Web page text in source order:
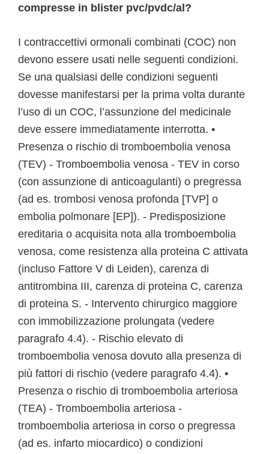
compresse in blister pvc/pvdc/al?
I contraccettivi ormonali combinati (COC) non
devono essere usati nelle seguenti condizioni.
Se una qualsiasi delle condizioni seguenti
dovesse manifestarsi per la prima volta durante
l’uso di un COC, l’assunzione del medicinale
deve essere immediatamente interrotta. •
Presenza o rischio di tromboembolia venosa
(TEV) - Tromboembolia venosa - TEV in corso
(con assunzione di anticoagulanti) o pregressa
(ad es. trombosi venosa profonda [TVP] o
embolia polmonare [EP]). - Predisposizione
ereditaria o acquisita nota alla tromboembolia
venosa, come resistenza alla proteina C attivata
(incluso Fattore V di Leiden), carenza di
antitrombina III, carenza di proteina C, carenza
di proteina S. - Intervento chirurgico maggiore
con immobilizzazione prolungata (vedere
paragrafo 4.4). - Rischio elevato di
tromboembolia venosa dovuto alla presenza di
più fattori di rischio (vedere paragrafo 4.4). •
Presenza o rischio di tromboembolia arteriosa
(TEA) - Tromboembolia arteriosa -
tromboembolia arteriosa in corso o pregressa
(ad es. infarto miocardico) o condizioni